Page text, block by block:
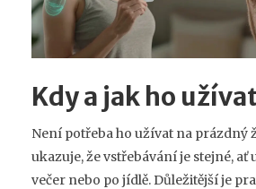
Kdy a jak ho
Není potřeba ho užívat na prázdný
ukazuje, že vstřebávání je stejné, ať
večer nebo po jídlě. Důležitější je